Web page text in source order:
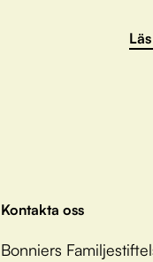
Kontakta oss
Bonniers